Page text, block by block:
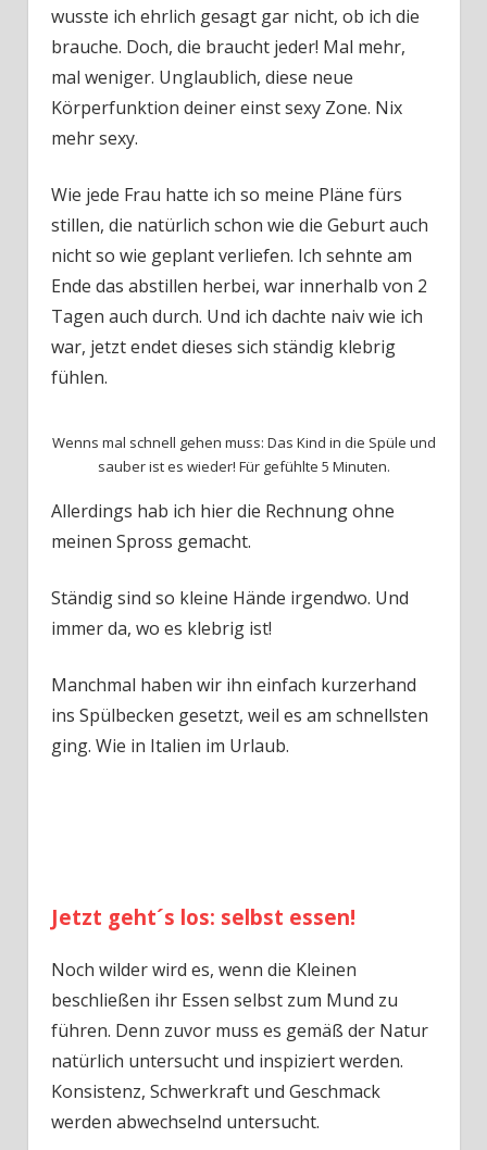
wusste ich ehrlich gesagt gar nicht, ob ich die
brauche. Doch, die braucht jeder! Mal mehr,
mal weniger. Unglaublich, diese neue
Körperfunktion deiner einst sexy Zone. Nix
mehr sexy.
Wie jede Frau hatte ich so meine Pläne fürs
stillen, die natürlich schon wie die Geburt auch
nicht so wie geplant verliefen. Ich sehnte am
Ende das abstillen herbei, war innerhalb von 2
Tagen auch durch. Und ich dachte naiv wie ich
war, jetzt endet dieses sich ständig klebrig
fühlen.
Wenns mal schnell gehen muss: Das Kind in die Spüle und
sauber ist es wieder! Für gefühlte 5 Minuten.
Allerdings hab ich hier die Rechnung ohne
meinen Spross gemacht.
Ständig sind so kleine Hände irgendwo. Und
immer da, wo es klebrig ist!
Manchmal haben wir ihn einfach kurzerhand
ins Spülbecken gesetzt, weil es am schnellsten
ging. Wie in Italien im Urlaub.
Jetzt geht´s los: selbst essen!
Noch wilder wird es, wenn die Kleinen
beschließen ihr Essen selbst zum Mund zu
führen. Denn zuvor muss es gemäß der Natur
natürlich untersucht und inspiziert werden.
Konsistenz, Schwerkraft und Geschmack
werden abwechselnd untersucht.